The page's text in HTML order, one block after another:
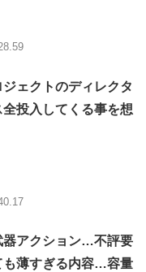
ェクトのディレクタ
投入してくる事を想
器アクション…不評要
薄すぎる内容…容量